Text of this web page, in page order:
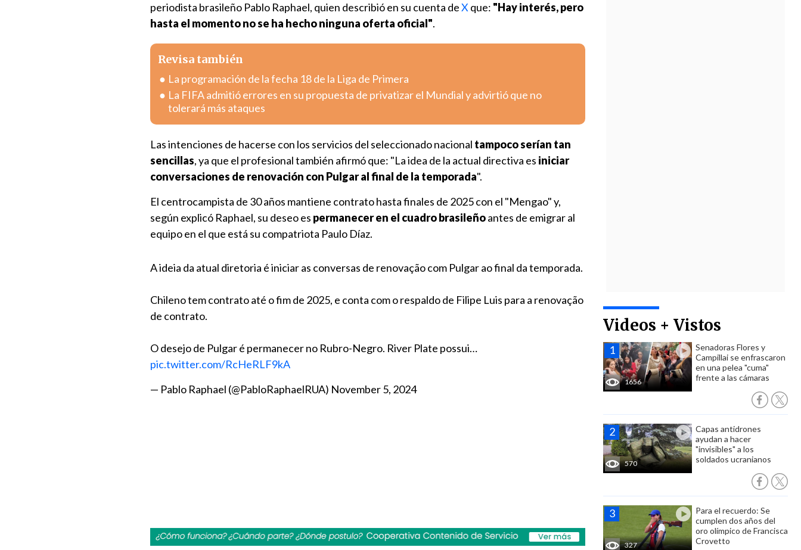
Videos + Vistos
1656
Senadoras Flores y
Campillai se enfrascaron
en una pelea "cuma"
frente a las cámaras
570
Capas antidrones
ayudan a hacer
"invisibles" a los
soldados ucranianos
327
Para el recuerdo: Se
cumplen dos años del
oro olímpico de Francisca
Crovetto
periodista brasileño Pablo Raphael, quien describió en su cuenta deX que: "Hay interés, pero
hasta el momento no se ha hecho ninguna oferta oficial".
Revisa también
La programación de la fecha 18 de la Liga de Primera
La FIFA admitió errores en su propuesta de privatizar el Mundial y advirtió que no
tolerará más ataques
Las intenciones de hacerse con los servicios del seleccionado nacional tampoco serían tan
sencillas, ya que el profesional también afirmó que: "La idea de la actual directiva es iniciar
conversaciones de renovación con Pulgar al final de la temporada".
El centrocampista de 30 años mantiene contrato hasta finales de 2025 con el "Mengao" y,
según explicó Raphael, su deseo es permanecer en el cuadro brasileñoantes de emigrar al
equipo en el que está su compatriota Paulo Díaz.
A ideia da atual diretoria é iniciar as conversas de renovação com Pulgar ao final da temporada.
Chileno tem contrato até o fim de 2025, e conta com o respaldo de Filipe Luis para a renovação
de contrato.
O desejo de Pulgar é permanecer no Rubro-Negro. River Plate possui…
pic.twitter.com/RcHeRLF9kA
— Pablo Raphael (@PabloRaphaelRUA) November 5, 2024